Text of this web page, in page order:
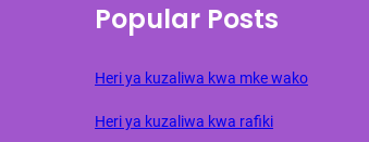
Popular Posts
Heri ya kuzaliwa kwa mke wako
Heri ya kuzaliwa kwa rafiki